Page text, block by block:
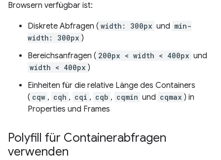
Browsern verfügbar ist:
Diskrete Abfragen ( width: 300px und min-
width: 300px )
Bereichsanfragen ( 200px < width < 400px und
width < 400px )
Einheiten für die relative Länge des Containers
( cqw , cqh , cqi , cqb , cqmin und cqmax ) in
Properties und Frames
Polyfill für Containerabfragen
verwenden